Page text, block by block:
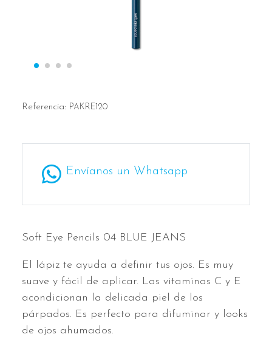
Referencia: PAKRE120
Envíanos un Whatsapp
Soft Eye Pencils 04 BLUE JEANS
El lápiz te ayuda a definir tus ojos. Es muy
suave y fácil de aplicar. Las vitaminas C y E
acondicionan la delicada piel de los
párpados. Es perfecto para difuminar y looks
de ojos ahumados.